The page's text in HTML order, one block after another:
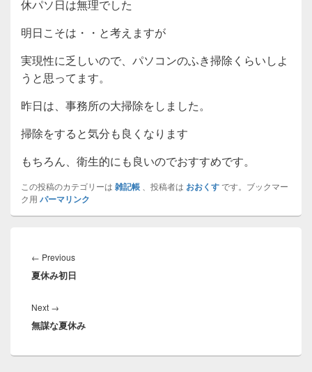
休パソ日は無理でした
明日こそは・・と考えますが
実現性に乏しいので、パソコンのふき掃除くらいしよ
うと思ってます。
昨日は、事務所の大掃除をしました。
掃除をすると気分も良くなります
もちろん、衛生的にも良いのでおすすめです。
この投稿のカテゴリーは 雑記帳 、投稿者は おおくすです。ブックマー
ク用 パーマリンク
稿
ナ
ゲ
ー
シ
← PreviousPrevious
post:
夏休み初日
Next →
post:
無謀な夏休み